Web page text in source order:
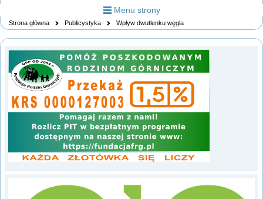
Menu strony
Strona główna Publicystyka Wpływ dwutlenku węgla